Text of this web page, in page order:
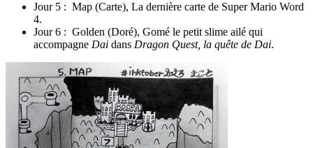
Jour 5 : Map (Carte), La dernière carte de Super Mario Word
4.
Jour 6 : Golden (Doré), Gomé le petit slime ailé qui
accompagne Dai dans Dragon Quest, la quête de Dai.